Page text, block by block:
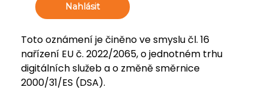
Nahlásit
Toto oznámení je činěno ve smyslu čl. 16
nařízení EU č. 2022/2065, o jednotném trhu
digitálních služeb a o změně směrnice
2000/31/ES (DSA).